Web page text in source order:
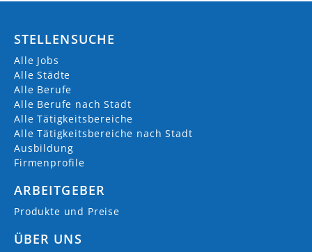
STELLENSUCHE
Alle Jobs
Alle Städte
Alle Berufe
Alle Berufe nach Stadt
Alle Tätigkeitsbereiche
Alle Tätigkeitsbereiche nach Stadt
Ausbildung
Firmenprofile
ARBEITGEBER
Produkte und Preise
ÜBER UNS